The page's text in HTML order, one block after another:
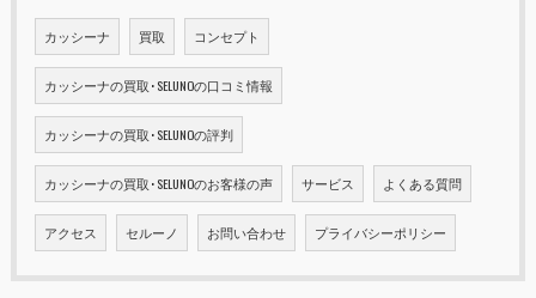
カッシーナ 買取 コンセプト
カッシーナの買取･SELUNOの口コミ情報
カッシーナの買取･SELUNOの評判
カッシーナの買取･SELUNOのお客様の声 サービス よくある質問
アクセス セルーノ お問い合わせ プライバシーポリシー